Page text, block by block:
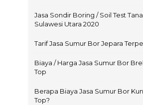
Jasa Sondir Boring / Soil Test
Sulawesi Utara 2020
Tarif Jasa Sumur Bor Jepara
Biaya / Harga Jasa Sumur Bor
Top
Berapa Biaya Jasa Sumur Bor
Top?